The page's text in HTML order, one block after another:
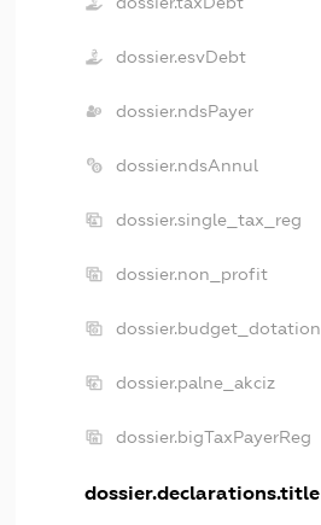
dossier.esvDebt
dossier.ndsPayer
dossier.ndsAnnul
dossier.single_tax_reg
dossier.non_profit
dossier.budget_dotation
dossier.palne_akciz
dossier.bigTaxPayerReg
dossier.declarations.title